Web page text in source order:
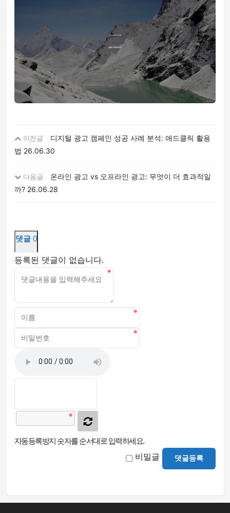
이전글
디지털 광고 캠페인 성공 사례 분석: 애드클릭 활용
법 26.06.30
다음글
온라인 광고 vs 오프라인 광고: 무엇이 더 효과적일
까? 26.06.28
댓글 0
등록된 댓글이 없습니다.
자동등록방지 숫자를 순서대로 입력하세요.
비밀글 댓글등록